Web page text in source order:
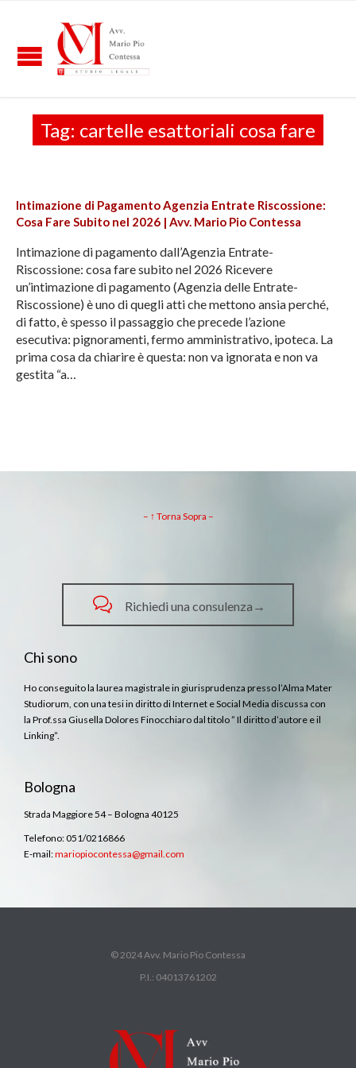
Tag: cartelle esattoriali cosa fare
Intimazione di Pagamento Agenzia Entrate Riscossione:
Cosa Fare Subito nel 2026 | Avv. Mario Pio Contessa
Intimazione di pagamento dall’Agenzia Entrate-
Riscossione: cosa fare subito nel 2026 Ricevere
un’intimazione di pagamento (Agenzia delle Entrate-
Riscossione) è uno di quegli atti che mettono ansia perché,
di fatto, è spesso il passaggio che precede l’azione
esecutiva: pignoramenti, fermo amministrativo, ipoteca. La
prima cosa da chiarire è questa: non va ignorata e non va
gestita “a…
– ↑ Torna Sopra –
 Richiedi una consulenza→
Chi sono
Ho conseguito la laurea magistrale in giurisprudenza presso l’Alma Mater
Studiorum, con una tesi in diritto di Internet e Social Media discussa con
la Prof.ssa Giusella Dolores Finocchiaro dal titolo ” Il diritto d’autore e il
Linking”.
Bologna
Strada Maggiore 54 – Bologna 40125
Telefono: 051/0216866
E-mail:mariopiocontessa@gmail.com
© 2024 Avv. Mario Pio Contessa
P.I.: 04013761202